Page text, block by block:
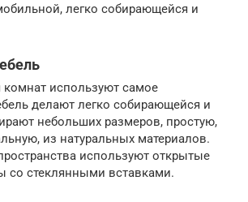
легко собирающейся и
используют самое
делают легко собирающейся и
небольших размеров, простую,
из натуральных материалов.
используют открытые
со стеклянными вставками.